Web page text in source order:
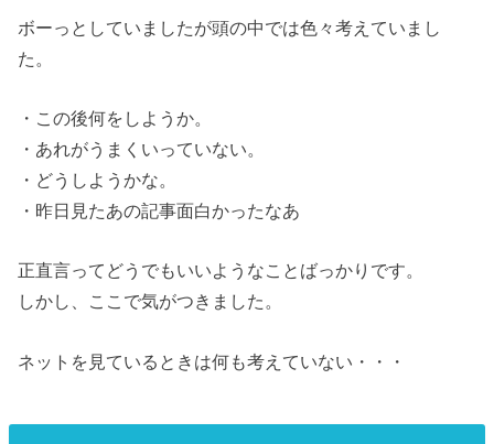
ボーっとしていましたが頭の中では色々考えていまし
た。
・この後何をしようか。
・あれがうまくいっていない。
・どうしようかな。
・昨日見たあの記事面白かったなあ
正直言ってどうでもいいようなことばっかりです。
しかし、ここで気がつきました。
ネットを見ているときは何も考えていない・・・